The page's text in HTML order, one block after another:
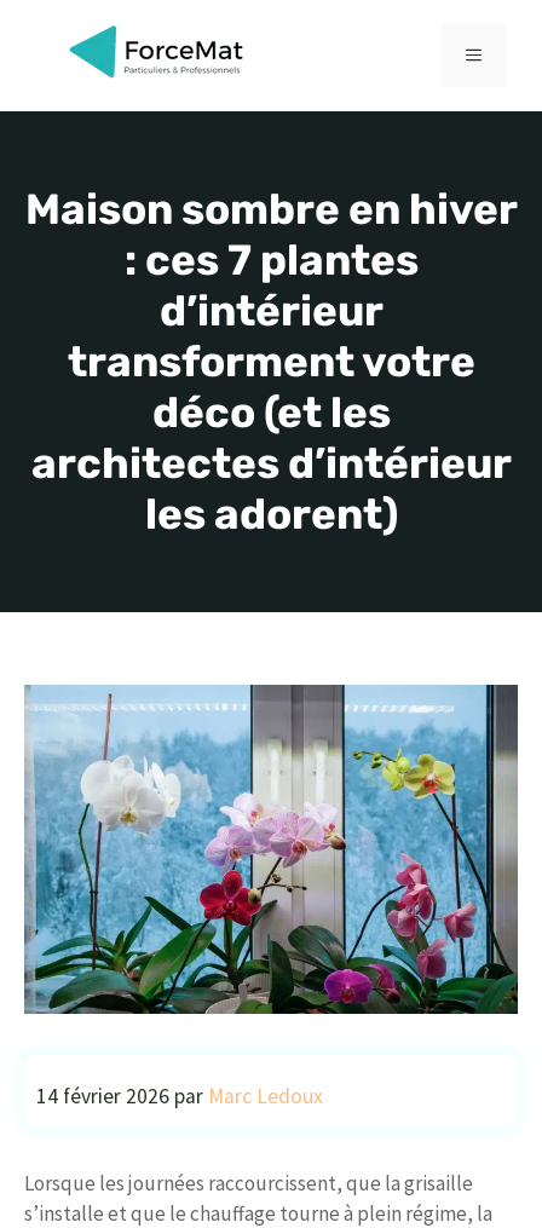
MENU
Maison sombre en hiver
: ces 7 plantes
d’intérieur
transforment votre
déco (et les
architectes d’intérieur
les adorent)
14 février 2026 par Marc Ledoux
Lorsque les journées raccourcissent, que la grisaille
s’installe et que le chauffage tourne à plein régime, la